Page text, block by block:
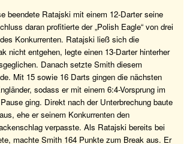
beendete Ratajski mit einem 12-Darter seine
daran profitierte der „Polish Eagle“ von drei
Konkurrenten. Ratajski ließ sich die
nicht entgehen, legte einen 13-Darter hinterher
Danach setzte Smith diesem
Mit 15 sowie 16 Darts gingen die nächsten
sodass er mit einem 6:4-Vorsprung im
ging. Direkt nach der Unterbrechung baute
ehe er seinem Konkurrenten den
verpasste. Als Ratajski bereits bei
machte Smith 164 Punkte zum Break aus. Er